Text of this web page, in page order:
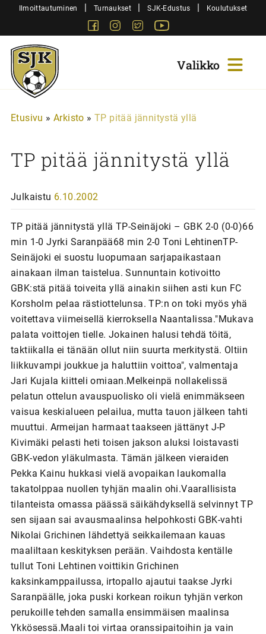
SiirryIlmoittautuminen | Turnaukset | SJK-Edustus | Koulutukset
FacebookInstagram
Twitter
Sjk-
Juniorit
Etusivu » Arkisto » TP pitää jännitystä yllä
TP pitää jännitystä yllä
Julkaistu 6.10.2002
TP pitää jännitystä yllä TP-Seinäjoki – GBK 2-0 (0-0)66
min 1-0 Jyrki Saranpää68 min 2-0 Toni LehtinenTP-
Seinäjoki ei suostu luopumaan sarjapaikastaan
ainakaan ilman taistelua. Sunnuntain kotivoitto
GBK:stä pitää toiveita yllä ainakin siihen asti kun FC
Korsholm pelaa rästiottelunsa. TP:n on toki myös yhä
voitettava viimeisellä kierroksella Naantalissa."Mukava
palata voittojen tielle. Jokainen halusi tehdä töitä,
taktiikalla ei tänään ollut niin suurta merkitystä. Oltiin
liikkuvampi joukkue ja haluttiin voittoa", valmentaja
Jari Kujala kiitteli omiaan.Melkeinpä nollakelissä
pelatun ottelun avauspuolisko oli vielä enimmäkseen
vaisua keskialueen pelailua, mutta tauon jälkeen tahti
muuttui. Armeijan harmaat taakseen jättänyt J-P
Kivimäki pelasti heti toisen jakson aluksi loistavasti
GBK-vedon yläkulmasta. Tämän jälkeen vieraiden
Pekka Kainu hukkasi vielä avopaikan laukomalla
takatolppaa nuollen tyhjän maalin ohi.Vaarallisista
tilanteista omassa päässä säikähdyksellä selvinnyt TP
sen sijaan sai avausmaalinsa helpohkosti GBK-vahti
Nikolai Grichinen lähdettyä seikkailemaan kauas
maaliltaan keskityksen perään. Vaihdosta kentälle
tullut Toni Lehtinen voittikin Grichinen
kaksinkamppailussa, irtopallo ajautui taakse Jyrki
Saranpäälle, joka puski korkean roikun tyhjän verkon
perukoille tehden samalla ensimmäisen maalinsa
Ykkösessä.Maali toi virtaa oranssipaitoihin ja vain